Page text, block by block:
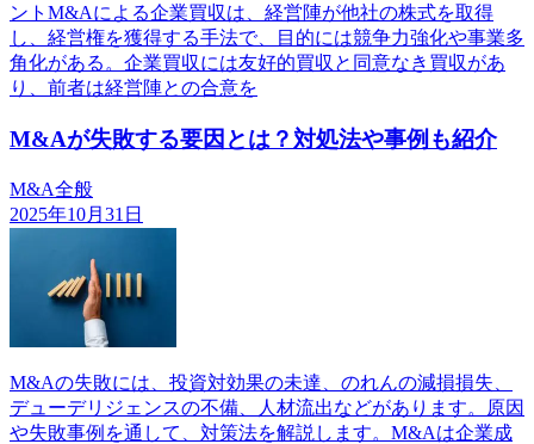
ントM&Aによる企業買収は、経営陣が他社の株式を取得
し、経営権を獲得する手法で、目的には競争力強化や事業多
角化がある。企業買収には友好的買収と同意なき買収があ
り、前者は経営陣との合意を
M&Aが失敗する要因とは？対処法や事例も紹介
M&A全般
2025年10月31日
M&Aの失敗には、投資対効果の未達、のれんの減損損失、
デューデリジェンスの不備、人材流出などがあります。原因
や失敗事例を通して、対策法を解説します。M&Aは企業成